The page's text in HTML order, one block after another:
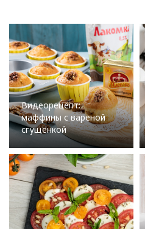
Видеорецепт:
маффины с вареной
сгущенкой